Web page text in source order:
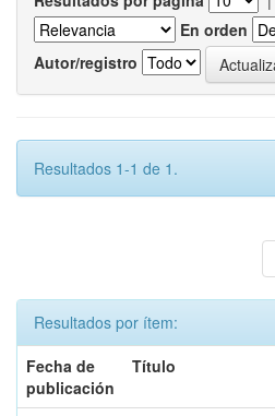
En orden
Autor/registro
Resultados 1-1 de 1.
Resultados por ítem:
Fecha de
publicación
Título